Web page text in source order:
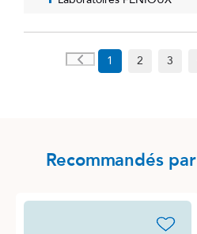
1 2 3
Recommandés
favorite_border